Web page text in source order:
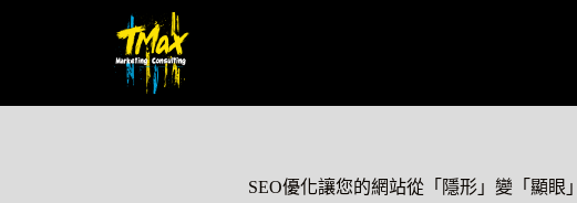
SEO優化讓您的網站從「隱形」變「顯眼」